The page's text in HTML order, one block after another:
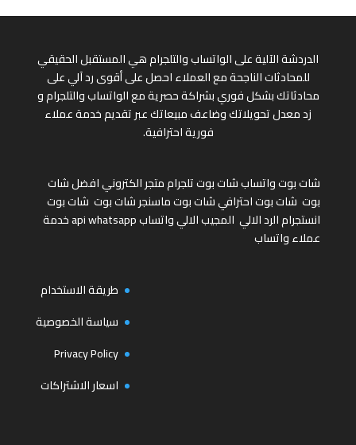
الدردشة الآلية على الواتساب والتلجرام هي المستقبل الحقيقي
للمحادثات الناجحة مع العملاء احصل على أقوى رد آلي على
محادثاتك بشكل فوري بشراكة حصرية مع الواتساب والتلجرام و
زد معدل تحويلاتك وضاعف مبيعاتك عبر تقديم خدمة عملاء
فورية احترافية.
شات بوت واتسابشات بوت تلجراممتجر الكترونيافضل شات
بوت شات بوت احترافيشات بوت ماسنجرشات بوت شات بوت
انستجرامالرد الالي المجيب الالي واتسابapi whatsappخدمة
عملاء واتساب
طريقة الاستخدام
سياسة الخصوصية
Privacy Policy
اسعار الاشتراكات